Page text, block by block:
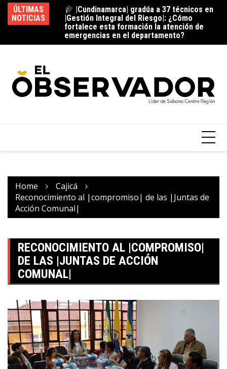
ÚLTIMAS
NOTICIAS
|Cundinamarca| gradúa a 37 técnicos en
|Gestión Integral del Riesgo|: ¿Cómo
fortalece esta formación la atención de
emergencias en el departamento?
La estación del ‘pan’
Home
Cajicá
Reconocimiento al |compromiso| de las |Juntas de
Acción Comunal|
RECONOCIMIENTO AL |COMPROMISO|
DE LAS |JUNTAS DE ACCIÓN
COMUNAL|